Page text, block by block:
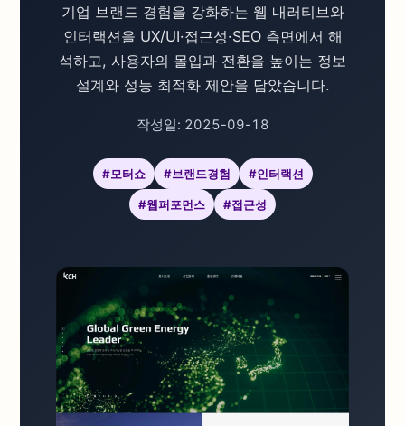
기업 브랜드 경험을 강화하는 웹 내러티브와
인터랙션을 UX/UI·접근성·SEO 측면에서 해
석하고, 사용자의 몰입과 전환을 높이는 정보
설계와 성능 최적화 제안을 담았습니다.
작성일: 2025-09-18
#모터쇼 #브랜드경험 #인터랙션
#웹퍼포먼스 #접근성